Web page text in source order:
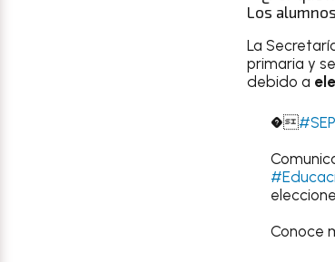
Los
La
primaria y
debido a
�
Conoce